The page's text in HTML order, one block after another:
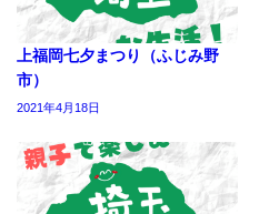
上福岡七夕まつり（ふじみ野
市）
2021年4月18日